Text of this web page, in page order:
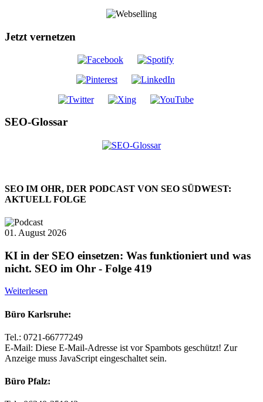
Jetzt vernetzen
SEO-Glossar
SEO IM OHR, DER PODCAST VON SEO SÜDWEST:
AKTUELL FOLGE
01. August 2026
KI in der SEO einsetzen: Was funktioniert und was
nicht. SEO im Ohr - Folge 419
Weiterlesen
Büro Karlsruhe:
Tel.: 0721-66777249
E-Mail: Diese E-Mail-Adresse ist vor Spambots geschützt! Zur
Anzeige muss JavaScript eingeschaltet sein.
Büro Pfalz: